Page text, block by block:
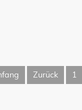
Zurück 1